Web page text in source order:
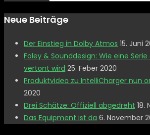
Neue Beiträge
Der Einstieg in Dolby Atmos 15. Juni
Foley & Sounddesign: Wie eine
vertont wird 25. Feber 2020
Produktvideo zu IntelliCharger nun
2020
Drei Schätze: Offiziell abgedreht 18.
Das Equipment ist da 6. November